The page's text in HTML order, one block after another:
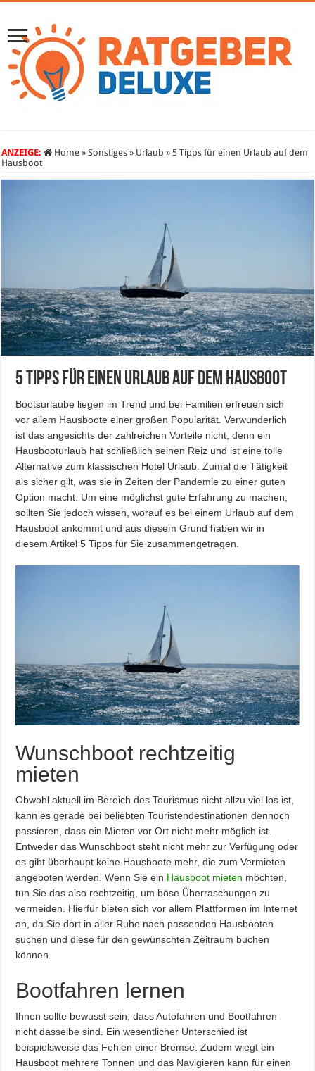
ANZEIGE: Home » Sonstiges » Urlaub » 5 Tipps für einen Urlaub auf dem
Hausboot
5 Tipps für einen Urlaub auf dem Hausboot
Bootsurlaube liegen im Trend und bei Familien erfreuen sich
vor allem Hausboote einer großen Popularität. Verwunderlich
ist das angesichts der zahlreichen Vorteile nicht, denn ein
Hausbooturlaub hat schließlich seinen Reiz und ist eine tolle
Alternative zum klassischen Hotel Urlaub. Zumal die Tätigkeit
als sicher gilt, was sie in Zeiten der Pandemie zu einer guten
Option macht. Um eine möglichst gute Erfahrung zu machen,
sollten Sie jedoch wissen, worauf es bei einem Urlaub auf dem
Hausboot ankommt und aus diesem Grund haben wir in
diesem Artikel 5 Tipps für Sie zusammengetragen.
Wunschboot rechtzeitig
mieten
Obwohl aktuell im Bereich des Tourismus nicht allzu viel los ist,
kann es gerade bei beliebten Touristendestinationen dennoch
passieren, dass ein Mieten vor Ort nicht mehr möglich ist.
Entweder das Wunschboot steht nicht mehr zur Verfügung oder
es gibt überhaupt keine Hausboote mehr, die zum Vermieten
angeboten werden. Wenn Sie ein Hausboot mieten möchten,
tun Sie das also rechtzeitig, um böse Überraschungen zu
vermeiden. Hierfür bieten sich vor allem Plattformen im Internet
an, da Sie dort in aller Ruhe nach passenden Hausbooten
suchen und diese für den gewünschten Zeitraum buchen
können.
Bootfahren lernen
Ihnen sollte bewusst sein, dass Autofahren und Bootfahren
nicht dasselbe sind. Ein wesentlicher Unterschied ist
beispielsweise das Fehlen einer Bremse. Zudem wiegt ein
Hausboot mehrere Tonnen und das Navigieren kann für einen